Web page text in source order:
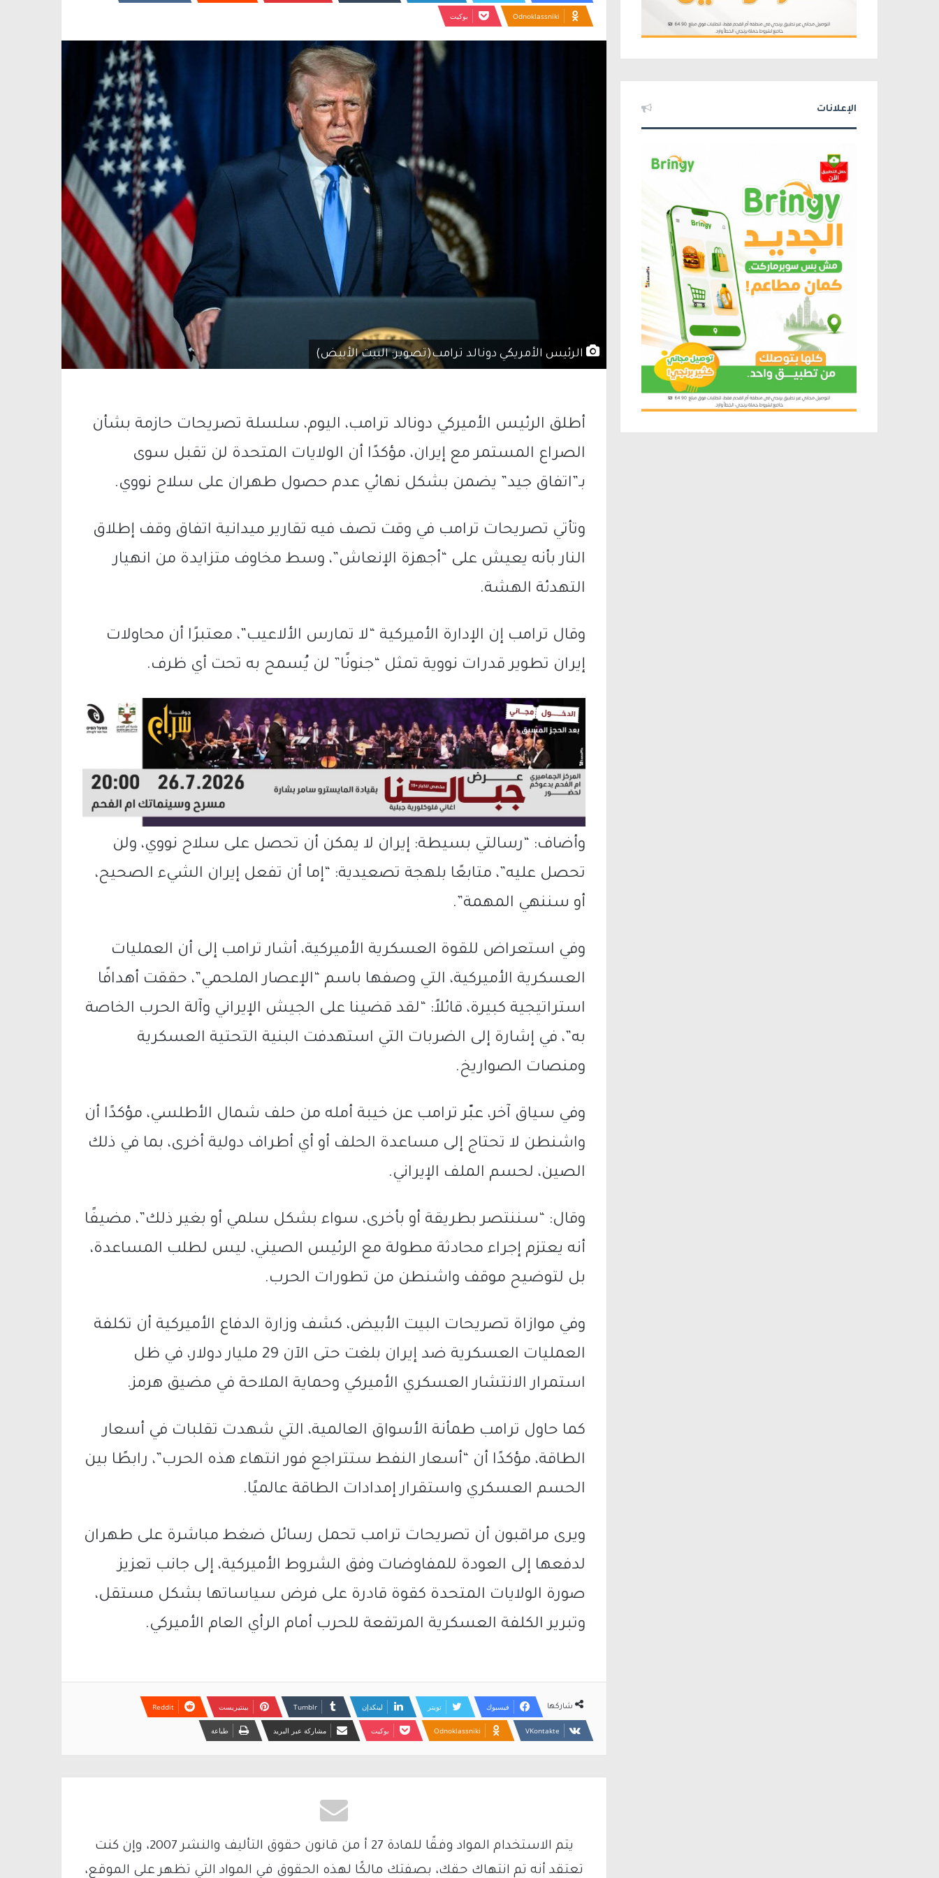
Odnoklassniki بوكيت
الرئيس الأمريكي دونالد ترامب(تصوير: البيت الأبيض)
أطلق الرئيس الأميركي دونالد ترامب، اليوم، سلسلة تصريحات حازمة بشأن
الصراع المستمر مع إيران، مؤكدًا أن الولايات المتحدة لن تقبل سوى
بـ”اتفاق جيد” يضمن بشكل نهائي عدم حصول طهران على سلاح نووي.
وتأتي تصريحات ترامب في وقت تصف فيه تقارير ميدانية اتفاق وقف إطلاق
النار بأنه يعيش على “أجهزة الإنعاش”، وسط مخاوف متزايدة من انهيار
التهدئة الهشة.
وقال ترامب إن الإدارة الأميركية “لا تمارس الألاعيب”، معتبرًا أن محاولات
إيران تطوير قدرات نووية تمثل “جنونًا” لن يُسمح به تحت أي ظرف.
وأضاف: “رسالتي بسيطة: إيران لا يمكن أن تحصل على سلاح نووي، ولن
تحصل عليه”، متابعًا بلهجة تصعيدية: “إما أن تفعل إيران الشيء الصحيح،
أو سننهي المهمة”.
وفي استعراض للقوة العسكرية الأميركية، أشار ترامب إلى أن العمليات
العسكرية الأميركية، التي وصفها باسم “الإعصار الملحمي”، حققت أهدافًا
استراتيجية كبيرة، قائلاً: “لقد قضينا على الجيش الإيراني وآلة الحرب الخاصة
به”، في إشارة إلى الضربات التي استهدفت البنية التحتية العسكرية
ومنصات الصواريخ.
وفي سياق آخر، عبّر ترامب عن خيبة أمله من حلف شمال الأطلسي، مؤكدًا أن
واشنطن لا تحتاج إلى مساعدة الحلف أو أي أطراف دولية أخرى، بما في ذلك
الصين، لحسم الملف الإيراني.
وقال: “سننتصر بطريقة أو بأخرى، سواء بشكل سلمي أو بغير ذلك”، مضيفًا
أنه يعتزم إجراء محادثة مطولة مع الرئيس الصيني، ليس لطلب المساعدة،
بل لتوضيح موقف واشنطن من تطورات الحرب.
وفي موازاة تصريحات البيت الأبيض، كشف وزارة الدفاع الأميركية أن تكلفة
العمليات العسكرية ضد إيران بلغت حتى الآن 29 مليار دولار، في ظل
استمرار الانتشار العسكري الأميركي وحماية الملاحة في مضيق هرمز.
كما حاول ترامب طمأنة الأسواق العالمية، التي شهدت تقلبات في أسعار
الطاقة، مؤكدًا أن “أسعار النفط ستتراجع فور انتهاء هذه الحرب”، رابطًا بين
الحسم العسكري واستقرار إمدادات الطاقة عالميًا.
ويرى مراقبون أن تصريحات ترامب تحمل رسائل ضغط مباشرة على طهران
لدفعها إلى العودة للمفاوضات وفق الشروط الأميركية، إلى جانب تعزيز
صورة الولايات المتحدة كقوة قادرة على فرض سياساتها بشكل مستقل،
وتبرير الكلفة العسكرية المرتفعة للحرب أمام الرأي العام الأميركي.
شاركها فيسبوك تويتر لينكدإن بينتيريست
Odnoklassniki بوكيت مشاركة عبر البريد طباعة
يتم الاستخدام المواد وفقًا للمادة 27 أ من قانون حقوق التأليف والنشر 2007، وإن كنت
تعتقد أنه تم انتهاك حقك، بصفتك مالكًا لهذه الحقوق في المواد التي تظهر على الموقع،
الإعلانات